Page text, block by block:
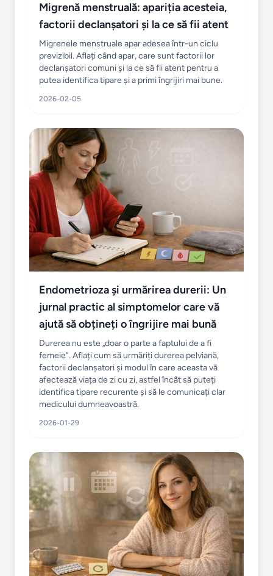
Migrenă menstruală: apariția acesteia,
factorii declanșatori și la ce să fii atent
Migrenele menstruale apar adesea într-un ciclu
previzibil. Aflați când apar, care sunt factorii lor
declanșatori comuni și la ce să fii atent pentru a
putea identifica tipare și a primi îngrijiri mai bune.
2026-02-05
Endometrioza și urmărirea durerii: Un
jurnal practic al simptomelor care vă
ajută să obțineți o îngrijire mai bună
Durerea nu este „doar o parte a faptului de a fi
femeie”. Aflați cum să urmăriți durerea pelviană,
factorii declanșatori și modul în care aceasta vă
afectează viața de zi cu zi, astfel încât să puteți
identifica tipare recurente și să le comunicați clar
medicului dumneavoastră.
2026-01-29